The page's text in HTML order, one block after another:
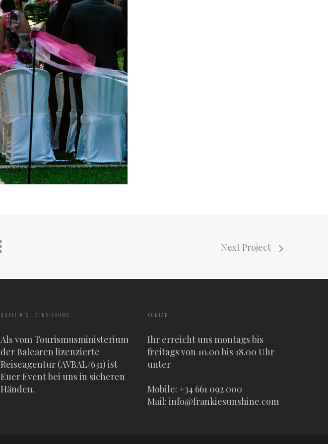
Next Project
QUALITÄTSLIZENSIERUNG
Als vom Tourismusministerium
der Balearen lizenzierte
Reiseagentur (AVBAL/631) ist
Euer Event bei uns in sicheren
Händen.
KONTAKT
Ihr erreicht uns montags bis
freitags von 10.00 bis 18.00 Uhr
unter
Mobile: +34 661 092 000
Mail:info@frankiesunshine.com